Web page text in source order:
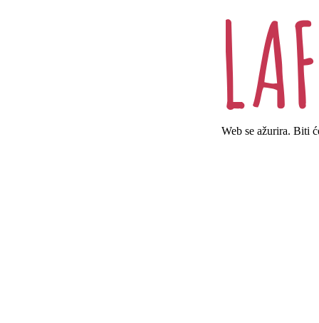
Web se ažurira. Biti